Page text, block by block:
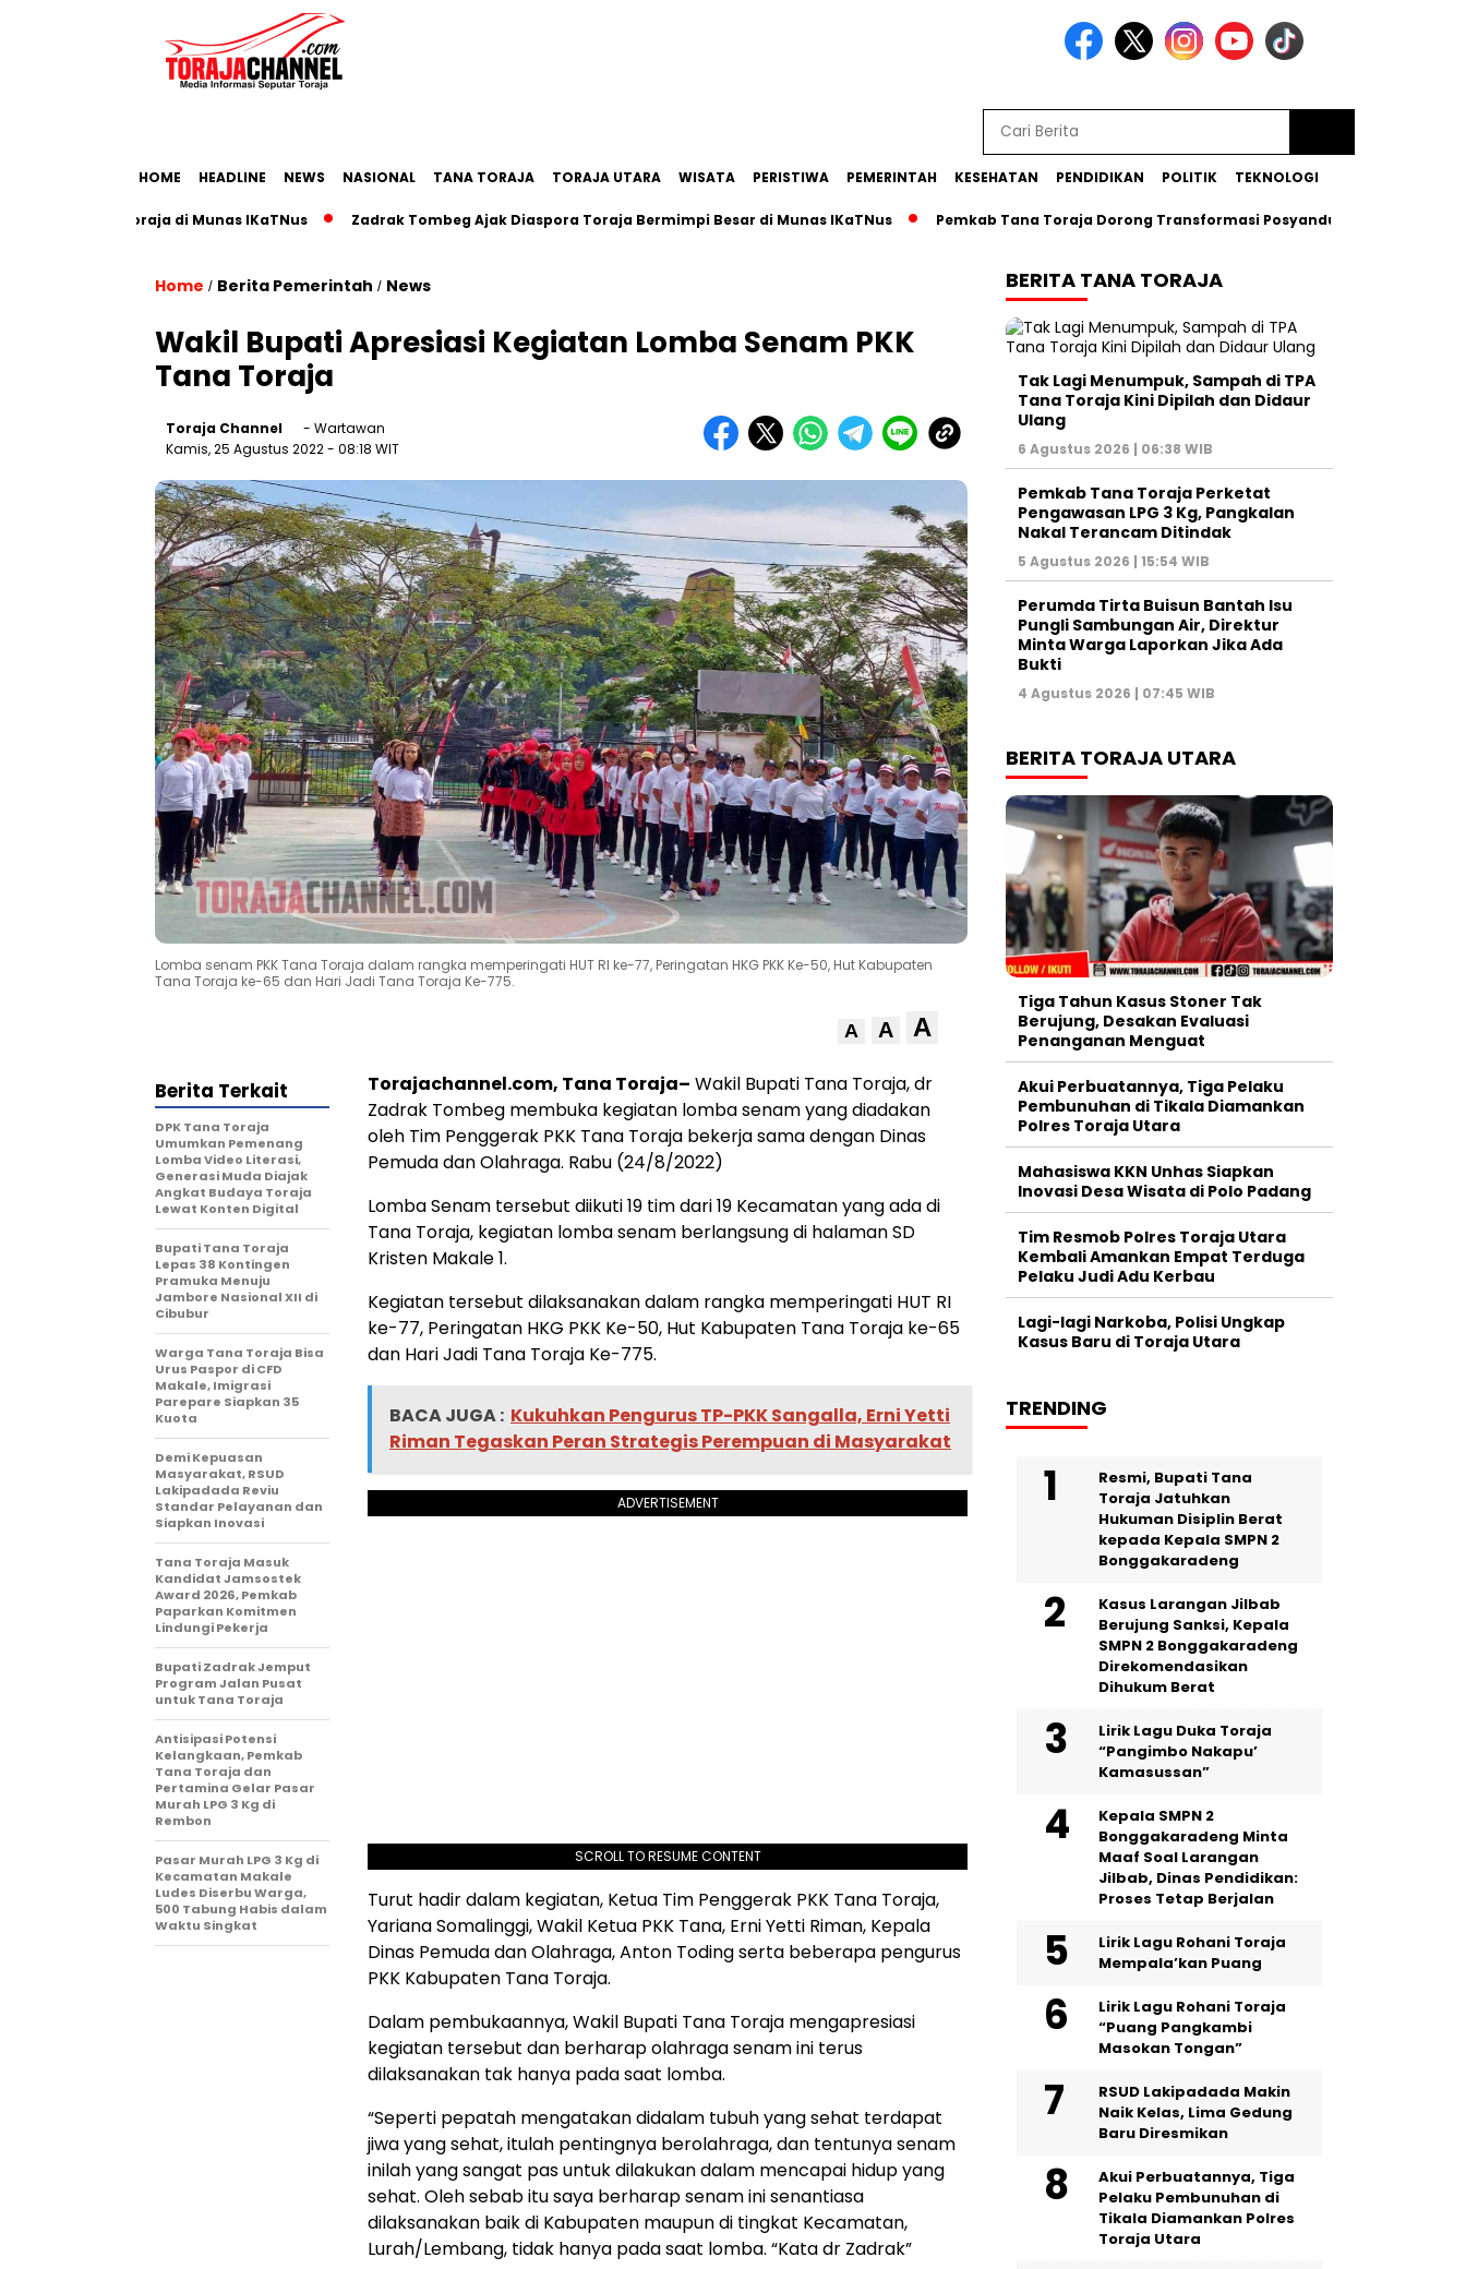
HOME HEADLINE NEWS NASIONAL TANA TORAJA TORAJA UTARA WISATA PERISTIWA PEMERINTAH KESEHATAN PENDIDIKAN POLITIK TEKNOLOGI
Toraja di Munas IKaTNus Zadrak Tombeg Ajak Diaspora Toraja Bermimpi Besar di Munas IKaTNus Pemkab Tana Toraja Dorong Transformasi Posyandu Era Baru
Home / Berita Pemerintah / News
Wakil Bupati Apresiasi Kegiatan Lomba Senam PKK
Tana Toraja
Toraja Channel
- Wartawan
Kamis, 25 Agustus 2022- 08:18 WIT
Lomba senam PKK Tana Toraja dalam rangka memperingati HUT RI ke-77, Peringatan HKG PKK Ke-50, Hut Kabupaten
Tana Toraja ke-65 dan Hari Jadi Tana Toraja Ke-775.
A A A
Torajachannel.com, Tana Toraja– Wakil Bupati Tana Toraja, dr
Zadrak Tombeg membuka kegiatan lomba senam yang diadakan
oleh Tim Penggerak PKK Tana Toraja bekerja sama dengan Dinas
Pemuda dan Olahraga. Rabu (24/8/2022)
Lomba Senam tersebut diikuti 19 tim dari 19 Kecamatan yang ada di
Tana Toraja, kegiatan lomba senam berlangsung di halaman SD
Kristen Makale 1.
Kegiatan tersebut dilaksanakan dalam rangka memperingati HUT RI
ke-77, Peringatan HKG PKK Ke-50, Hut Kabupaten Tana Toraja ke-65
dan Hari Jadi Tana Toraja Ke-775.
BACA JUGA : Kukuhkan Pengurus TP-PKK Sangalla, Erni Yetti
Riman Tegaskan Peran Strategis Perempuan di Masyarakat
ADVERTISEMENT
SCROLL TO RESUME CONTENT
Turut hadir dalam kegiatan, Ketua Tim Penggerak PKK Tana Toraja,
Yariana Somalinggi, Wakil Ketua PKK Tana, Erni Yetti Riman, Kepala
Dinas Pemuda dan Olahraga, Anton Toding serta beberapa pengurus
PKK Kabupaten Tana Toraja.
Dalam pembukaannya, Wakil Bupati Tana Toraja mengapresiasi
kegiatan tersebut dan berharap olahraga senam ini terus
dilaksanakan tak hanya pada saat lomba.
“Seperti pepatah mengatakan didalam tubuh yang sehat terdapat
jiwa yang sehat, itulah pentingnya berolahraga, dan tentunya senam
inilah yang sangat pas untuk dilakukan dalam mencapai hidup yang
sehat. Oleh sebab itu saya berharap senam ini senantiasa
dilaksanakan baik di Kabupaten maupun di tingkat Kecamatan,
Lurah/Lembang, tidak hanya pada saat lomba. “Kata dr Zadrak”
Berita Terkait
DPK Tana Toraja
Umumkan Pemenang
Lomba Video Literasi,
Generasi Muda Diajak
Angkat Budaya Toraja
Lewat Konten Digital
Bupati Tana Toraja
Lepas 38 Kontingen
Pramuka Menuju
Jambore Nasional XII di
Cibubur
Warga Tana Toraja Bisa
Urus Paspor di CFD
Makale, Imigrasi
Parepare Siapkan 35
Kuota
Demi Kepuasan
Masyarakat, RSUD
Lakipadada Reviu
Standar Pelayanan dan
Siapkan Inovasi
Tana Toraja Masuk
Kandidat Jamsostek
Award 2026, Pemkab
Paparkan Komitmen
Lindungi Pekerja
Bupati Zadrak Jemput
Program Jalan Pusat
untuk Tana Toraja
Antisipasi Potensi
Kelangkaan, Pemkab
Tana Toraja dan
Pertamina Gelar Pasar
Murah LPG 3 Kg di
Rembon
Pasar Murah LPG 3 Kg di
Kecamatan Makale
Ludes Diserbu Warga,
500 Tabung Habis dalam
Waktu Singkat
BERITA TANA TORAJA
Tak Lagi Menumpuk, Sampah di TPA
Tana Toraja Kini Dipilah dan Didaur
Ulang
6 Agustus 2026 | 06:38 WIB
Pemkab Tana Toraja Perketat
Pengawasan LPG 3 Kg, Pangkalan
Nakal Terancam Ditindak
5 Agustus 2026 | 15:54 WIB
Perumda Tirta Buisun Bantah Isu
Pungli Sambungan Air, Direktur
Minta Warga Laporkan Jika Ada
Bukti
4 Agustus 2026 | 07:45 WIB
BERITA TORAJA UTARA
Tiga Tahun Kasus Stoner Tak
Berujung, Desakan Evaluasi
Penanganan Menguat
Akui Perbuatannya, Tiga Pelaku
Pembunuhan di Tikala Diamankan
Polres Toraja Utara
Mahasiswa KKN Unhas Siapkan
Inovasi Desa Wisata di Polo Padang
Tim Resmob Polres Toraja Utara
Kembali Amankan Empat Terduga
Pelaku Judi Adu Kerbau
Lagi-lagi Narkoba, Polisi Ungkap
Kasus Baru di Toraja Utara
TRENDING
Resmi, Bupati Tana
Toraja Jatuhkan
Hukuman Disiplin Berat
kepada Kepala SMPN 2
Bonggakaradeng
Kasus Larangan Jilbab
Berujung Sanksi, Kepala
SMPN 2 Bonggakaradeng
Direkomendasikan
Dihukum Berat
Lirik Lagu Duka Toraja
“Pangimbo Nakapu’
Kamasussan”
Kepala SMPN 2
Bonggakaradeng Minta
Maaf Soal Larangan
Jilbab, Dinas Pendidikan:
Proses Tetap Berjalan
Lirik Lagu Rohani Toraja
Mempala’kan Puang
Lirik Lagu Rohani Toraja
“Puang Pangkambi
Masokan Tongan”
RSUD Lakipadada Makin
Naik Kelas, Lima Gedung
Baru Diresmikan
Akui Perbuatannya, Tiga
Pelaku Pembunuhan di
Tikala Diamankan Polres
Toraja Utara